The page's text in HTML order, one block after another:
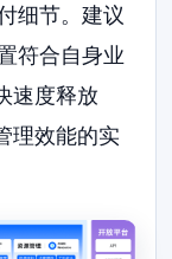
细节。建议
符合自身业
速度释放
理效能的实